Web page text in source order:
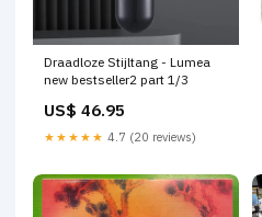
Draadloze Stijltang - Lumea
new bestseller2 part 1/3
US$ 46.95
★★★★★ 4.7 (20 reviews)